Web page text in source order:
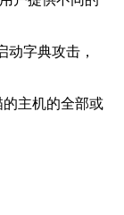
动字典攻击，
的主机的全部或